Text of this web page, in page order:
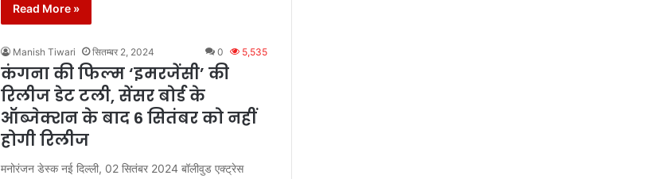
Read More »
Manish Tiwari सितम्बर 2, 2024 0 5,535
कंगना की फिल्म ‘इमरजेंसी’ की
रिलीज डेट टली, सेंसर बोर्ड के
ऑब्जेक्शन के बाद 6 सितंबर को नहीं
होगी रिलीज
मनोरंजन डेस्क नई दिल्ली, 02 सितंबर 2024 बॉलीवुड एक्ट्रेस